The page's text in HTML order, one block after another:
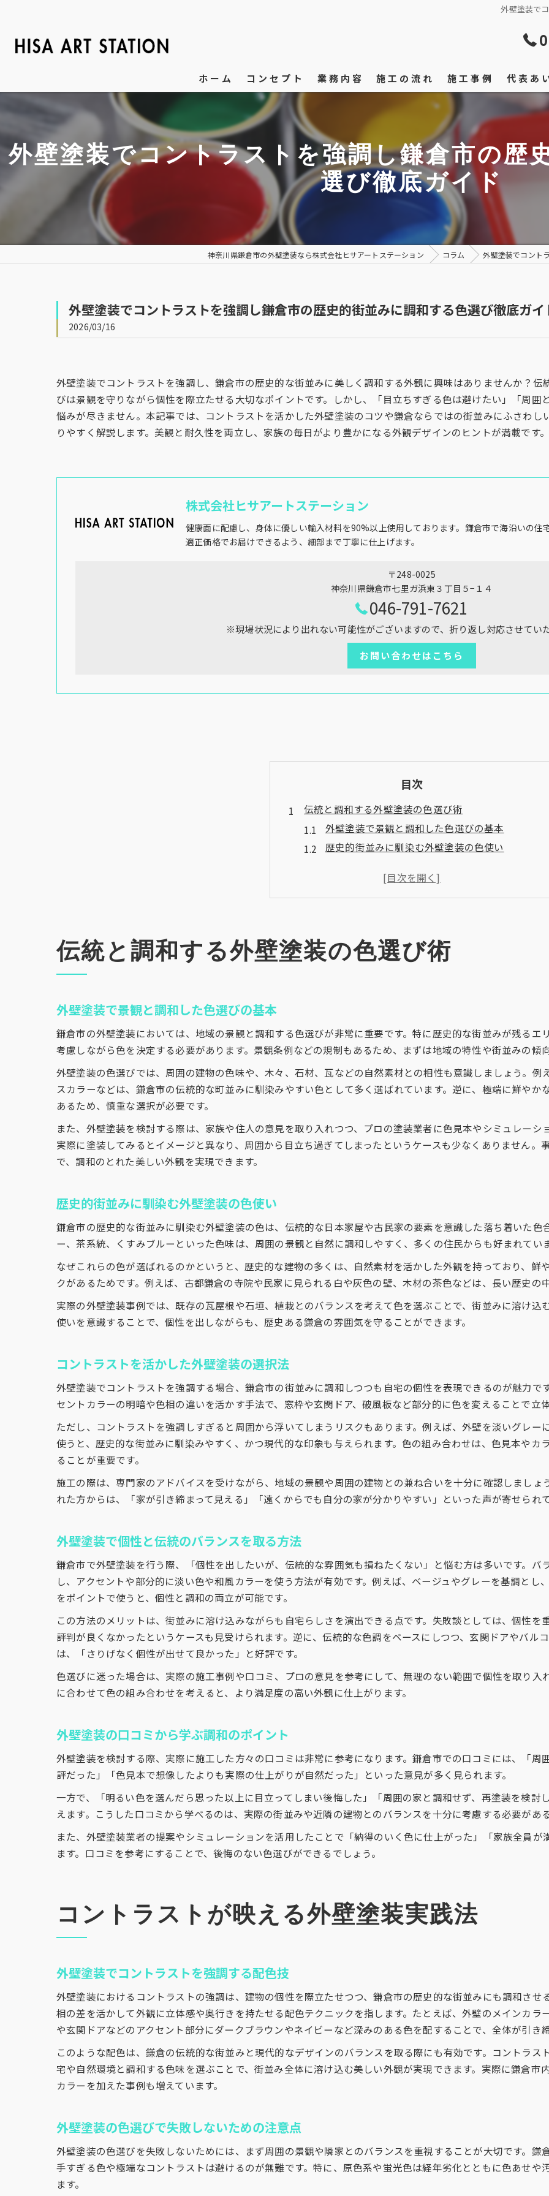
外壁塗装で
ホーム コンセプト 業務内容 施工の流れ 施工事例 代表あ
外壁塗装でコントラストを強調し鎌倉市の歴
選び徹底ガイド
神奈川県鎌倉市の外壁塗装なら株式会社ヒサアートステーション コラム 外壁塗装でコント
外壁塗装でコントラストを強調し鎌倉市の歴史的街並みに調和する色選び徹底ガイ
2026/03/16
外壁塗装でコントラストを強調し、鎌倉市の歴史的な街並みに美しく調和する外観に興味はありませんか？
びは景観を守りながら個性を際立たせる大切なポイントです。しかし、「目立ちすぎる色は避けたい」「周囲
悩みが尽きません。本記事では、コントラストを活かした外壁塗装のコツや鎌倉ならではの街並みにふさわ
りやすく解説します。美観と耐久性を両立し、家族の毎日がより豊かになる外観デザインのヒントが満載です。
株式会社ヒサアートステーション
健康面に配慮し、身体に優しい輸入材料を90%以上使用しております。鎌倉市で海沿いの住
適正価格でお届けできるよう、細部まで丁寧に仕上げます。
〒248-0025
神奈川県鎌倉市七里ガ浜東３丁目５−１４
046-791-7621
※現場状況により出れない可能性がございますので、折り返し対応させていた
お問い合わせはこちら
目次
伝統と調和する外壁塗装の色選び術
外壁塗装で景観と調和した色選びの基本
歴史的街並みに馴染む外壁塗装の色使い
外壁塗装で個性と伝統のバランスを取る方法
外壁塗装でコントラストを強調する配色技
外壁塗装の色選びで失敗しないための注意点
周囲になじむ外壁塗装と色使いの工夫
外壁塗装で近隣と調和する色選びの秘訣
外壁塗装の色でやめたほうがいい色とは
自然なコントラストを生み出す配色の工夫
外壁塗装で落ち着きある印象を作るポイント
歴史的景観に合わせた塗装のポイント解説
外壁塗装の口コミで見る景観配慮の工夫
外壁塗装費用と景観保全の両立方法
美観を守るコントラスト強調の秘訣とは
外壁塗装で美観を保つコントラストの工夫
コントラストを活かした外壁塗装の実践例
外壁塗装の色選びで美観を損ねない秘訣
外壁塗装で個性的な外観を実現する方法
外壁塗装の口コミで評判の個性派事例
伝統と調和する外壁塗装の色選び術
外壁塗装で景観と調和した色選びの基本
鎌倉市の外壁塗装においては、地域の景観と調和する色選びが非常に重要です。特に歴史的な街並みが残るエ
考慮しながら色を決定する必要があります。景観条例などの規制もあるため、まずは地域の特性や街並みの傾
外壁塗装の色選びでは、周囲の建物の色味や、木々、石材、瓦などの自然素材との相性も意識しましょう。例
スカラーなどは、鎌倉市の伝統的な町並みに馴染みやすい色として多く選ばれています。逆に、極端に鮮や
あるため、慎重な選択が必要です。
また、外壁塗装を検討する際は、家族や住人の意見を取り入れつつ、プロの塗装業者に色見本やシミュレーシ
実際に塗装してみるとイメージと異なり、周囲から目立ち過ぎてしまったというケースも少なくありません。
で、調和のとれた美しい外観を実現できます。
歴史的街並みに馴染む外壁塗装の色使い
鎌倉市の歴史的な街並みに馴染む外壁塗装の色は、伝統的な日本家屋や古民家の要素を意識した落ち着いた色
ー、茶系統、くすみブルーといった色味は、周囲の景観と自然に調和しやすく、多くの住民からも好まれていま
なぜこれらの色が選ばれるのかというと、歴史的な建物の多くは、自然素材を活かした外観を持っており、鮮
クがあるためです。例えば、古都鎌倉の寺院や民家に見られる白や灰色の壁、木材の茶色などは、長い歴史の
実際の外壁塗装事例では、既存の瓦屋根や石垣、植栽とのバランスを考えて色を選ぶことで、街並みに溶け込
使いを意識することで、個性を出しながらも、歴史ある鎌倉の雰囲気を守ることができます。
コントラストを活かした外壁塗装の選択法
外壁塗装でコントラストを強調する場合、鎌倉市の街並みに調和しつつも自宅の個性を表現できるのが魅力で
セントカラーの明暗や色相の違いを活かす手法で、窓枠や玄関ドア、破風板など部分的に色を変えることで立
ただし、コントラストを強調しすぎると周囲から浮いてしまうリスクもあります。例えば、外壁を淡いグレー
使うと、歴史的な街並みに馴染みやすく、かつ現代的な印象も与えられます。色の組み合わせは、色見本やカ
ることが重要です。
施工の際は、専門家のアドバイスを受けながら、地域の景観や周囲の建物との兼ね合いを十分に確認しましょ
れた方からは、「家が引き締まって見える」「遠くからでも自分の家が分かりやすい」といった声が寄せられて
外壁塗装で個性と伝統のバランスを取る方法
鎌倉市で外壁塗装を行う際、「個性を出したいが、伝統的な雰囲気も損ねたくない」と悩む方は多いです。バ
し、アクセントや部分的に淡い色や和風カラーを使う方法が有効です。例えば、ベージュやグレーを基調とし
をポイントで使うと、個性と調和の両立が可能です。
この方法のメリットは、街並みに溶け込みながらも自宅らしさを演出できる点です。失敗談としては、個性
評判が良くなかったというケースも見受けられます。逆に、伝統的な色調をベースにしつつ、玄関ドアやバル
は、「さりげなく個性が出せて良かった」と好評です。
色選びに迷った場合は、実際の施工事例や口コミ、プロの意見を参考にして、無理のない範囲で個性を取り入
に合わせて色の組み合わせを考えると、より満足度の高い外観に仕上がります。
外壁塗装の口コミから学ぶ調和のポイント
外壁塗装を検討する際、実際に施工した方々の口コミは非常に参考になります。鎌倉市での口コミには、「周
評だった」「色見本で想像したよりも実際の仕上がりが自然だった」といった意見が多く見られます。
一方で、「明るい色を選んだら思った以上に目立ってしまい後悔した」「周囲の家と調和せず、再塗装を検討
えます。こうした口コミから学べるのは、実際の街並みや近隣の建物とのバランスを十分に考慮する必要があ
また、外壁塗装業者の提案やシミュレーションを活用したことで「納得のいく色に仕上がった」「家族全員
ます。口コミを参考にすることで、後悔のない色選びができるでしょう。
コントラストが映える外壁塗装実践法
外壁塗装でコントラストを強調する配色技
外壁塗装におけるコントラストの強調は、建物の個性を際立たせつつ、鎌倉市の歴史的な街並みにも調和させ
相の差を活かして外観に立体感や奥行きを持たせる配色テクニックを指します。たとえば、外壁のメインカラ
や玄関ドアなどのアクセント部分にダークブラウンやネイビーなど深みのある色を配することで、全体が引き
このような配色は、鎌倉の伝統的な街並みと現代的なデザインのバランスを取る際にも有効です。コントラ
宅や自然環境と調和する色味を選ぶことで、街並み全体に溶け込む美しい外観が実現できます。実際に鎌倉市
カラーを加えた事例も増えています。
外壁塗装の色選びで失敗しないための注意点
外壁塗装の色選びを失敗しないためには、まず周囲の景観や隣家とのバランスを重視することが大切です。
手すぎる色や極端なコントラストは避けるのが無難です。特に、原色系や蛍光色は経年劣化とともに色あせ
ます。